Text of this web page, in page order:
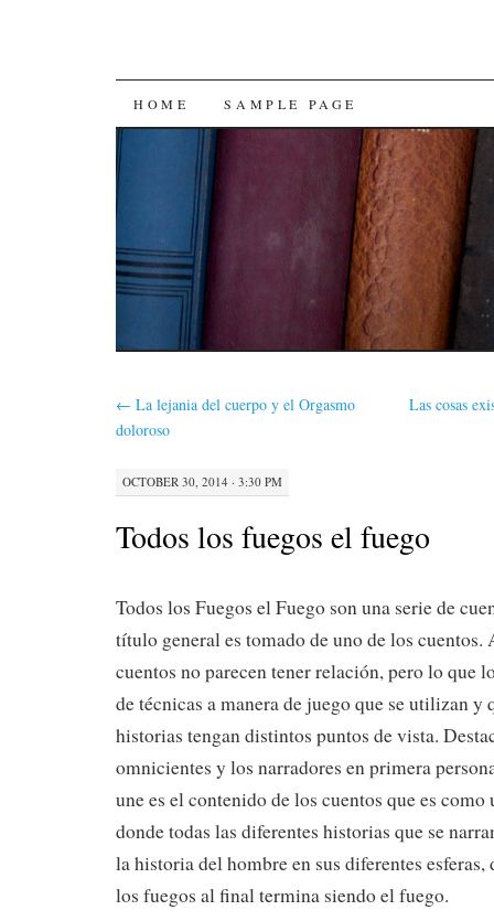
SKIP
CONTENT
HOME SAMPLE PAGE
← La lejania del cuerpo y el Orgasmo
doloroso
Las cosas
OCTOBER 30, 2014 · 3:30 PM
Todos los fuegos el fuego
Todos los Fuegos el Fuego son una serie de
título general es tomado de uno de los cuentos.
cuentos no parecen tener relación, pero lo que
de técnicas a manera de juego que se utilizan y
historias tengan distintos puntos de vista.
omnicientes y los narradores en primera
une es el contenido de los cuentos que es como
donde todas las diferentes historias que se
la historia del hombre en sus diferentes
los fuegos al final termina siendo el fuego.